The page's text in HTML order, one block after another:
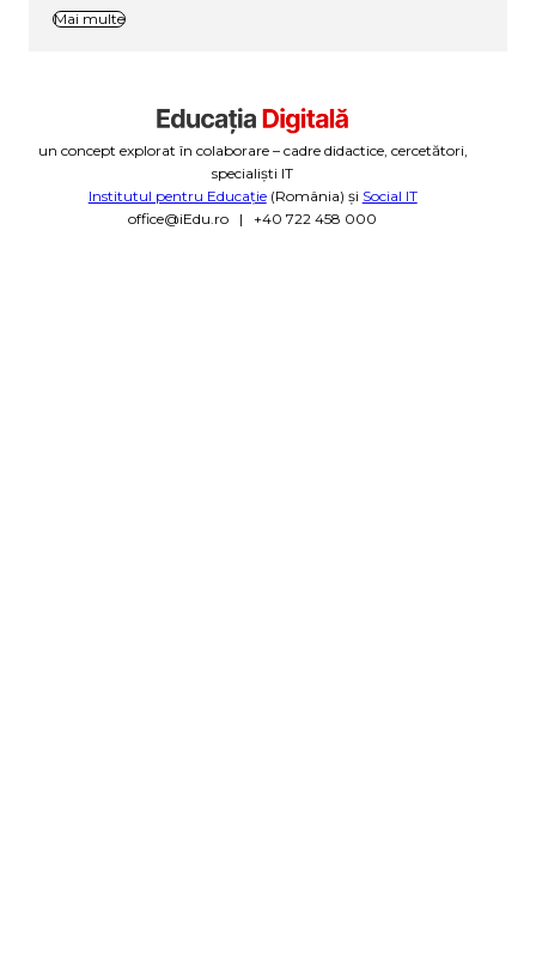
Mai multe
un concept explorat în colaborare – cadre didactice, cercetători,
specialiști IT
Institutul pentru Educație(România) și Social IT
office@iEdu.ro | +40 722 458 000